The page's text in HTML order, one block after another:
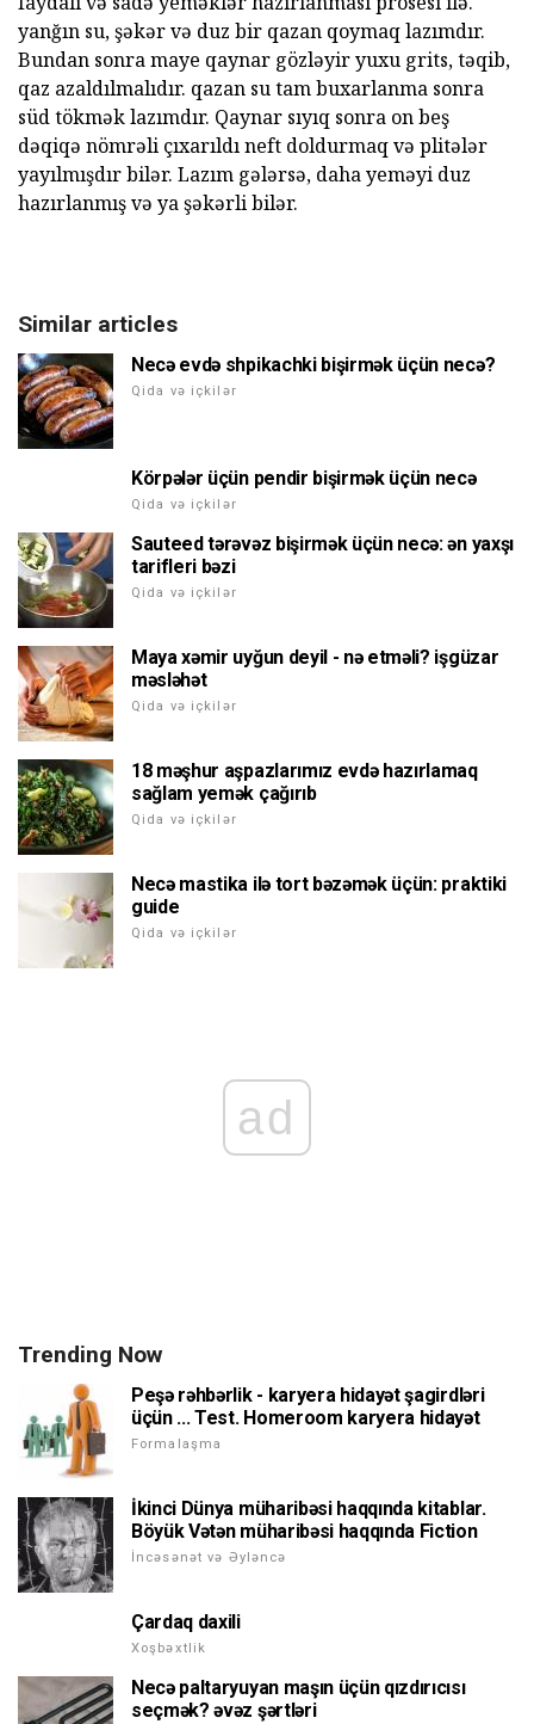
yanğın su, şəkər və duz bir qazan qoymaq lazımdır.
Bundan sonra maye qaynar gözləyir yuxu grits, təqib,
qaz azaldılmalıdır. qazan su tam buxarlanma sonra
süd tökmək lazımdır. Qaynar sıyıq sonra on beş
dəqiqə nömrəli çıxarıldı neft doldurmaq və plitələr
yayılmışdır bilər. Lazım gələrsə, daha yeməyi duz
hazırlanmış və ya şəkərli bilər.
Similar articles
Necə evdə shpikachki bişirmək üçün necə?
Qida və içkilər
Körpələr üçün pendir bişirmək üçün necə
Qida və içkilər
Sauteed tərəvəz bişirmək üçün necə: ən yaxşı
tarifleri bəzi
Qida və içkilər
Maya xəmir uyğun deyil - nə etməli? işgüzar
məsləhət
Qida və içkilər
18 məşhur aşpazlarımız evdə hazırlamaq
sağlam yemək çağırıb
Qida və içkilər
Necə mastika ilə tort bəzəmək üçün: praktiki
guide
Qida və içkilər
ad
Trending Now
Peşə rəhbərlik - karyera hidayət şagirdləri
üçün ... Test. Homeroom karyera hidayət
Formalaşma
İkinci Dünya müharibəsi haqqında kitablar.
Böyük Vətən müharibəsi haqqında Fiction
İncəsənət və Əyləncə
Çardaq daxili
Xoşbəxtlik
Necə paltaryuyan maşın üçün qızdırıcısı
seçmək? əvəz şərtləri